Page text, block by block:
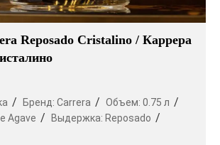
Reposado Cristalino / Каррера
Бренд: Carrera Объем: 0.75 л
Agave Выдержка: Reposado